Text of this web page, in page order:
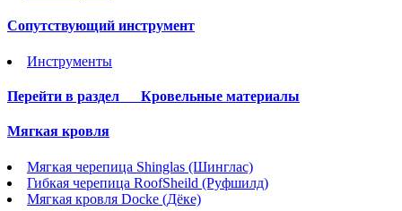
Сопутствующий инструмент
Инструменты
Перейти в раздел Кровельные материалы
Мягкая кровля
Мягкая черепица Shinglas (Шинглас)
Гибкая черепица RoofSheild (Руфшилд)
Мягкая кровля Docke (Дёке)